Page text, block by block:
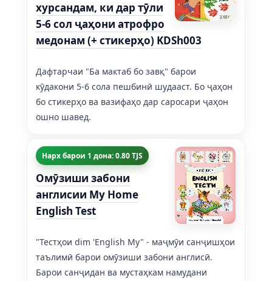
хурсандам, ки дар тӯли
5-6 сол ҷаҳони атрофро
медонам (+ стикерҳо) KDSh003
Дафтарчаи "Ба мактаб бо завқ" барои
кӯдакони 5-6 сола пешбинӣ шудааст. Бо ҷаҳон
бо стикерҳо ва вазифаҳо дар саросари ҷаҳон
ошно шавед.
Нарх барои 1 дона: 0.80 TJS
Омӯзиши забони
англисии My Home
English Test
"Тестҳои dim 'English My" - маҷмӯи санҷишҳои
таълимӣ барои омӯзиши забони англисӣ.
Барои санҷидан ва мустаҳкам намудани